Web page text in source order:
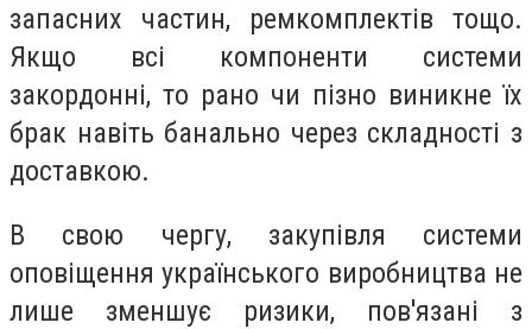
запасних частин, ремкомплектів тощо.
Якщо всі компоненти системи
закордонні, то рано чи пізно виникне їх
брак навіть банально через складності з
доставкою.
В свою чергу, закупівля системи
оповіщення українського виробництва не
лише зменшує ризики, пов'язані з